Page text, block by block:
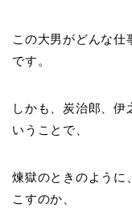
この大男がどんな仕
です。
しかも、炭治郎、伊
いうことで、
煉獄のときのように
こすのか、